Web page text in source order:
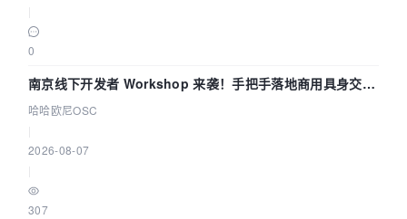
0
南京线下开发者 Workshop 来袭！手把手落地商用具身交互
智能 Agent 应用
哈哈欧尼OSC
2026-08-07
307